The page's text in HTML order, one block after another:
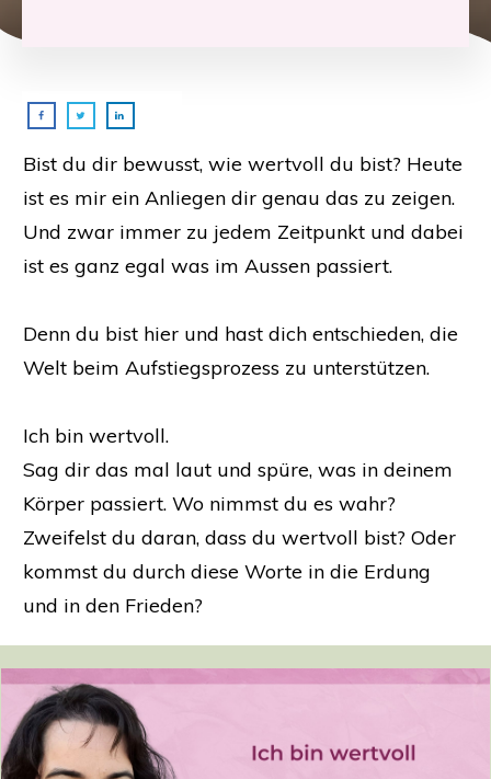
Bist du dir bewusst, wie wertvoll du bist? Heute
ist es mir ein Anliegen dir genau das zu zeigen.
Und zwar immer zu jedem Zeitpunkt und dabei
ist es ganz egal was im Aussen passiert.
Denn du bist hier und hast dich entschieden, die
Welt beim Aufstiegsprozess zu unterstützen.
Ich bin wertvoll.
Sag dir das mal laut und spüre, was in deinem
Körper passiert. Wo nimmst du es wahr?
Zweifelst du daran, dass du wertvoll bist? Oder
kommst du durch diese Worte in die Erdung
und in den Frieden?